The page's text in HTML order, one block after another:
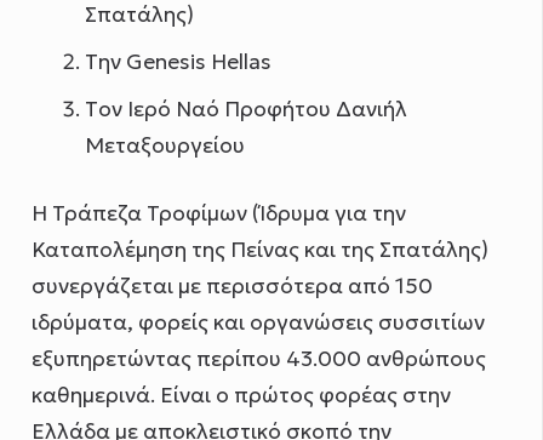
Σπατάλης)
Tην Genesis Hellas
Tον Ιερό Ναό Προφήτου Δανιήλ
Μεταξουργείου
H Τράπεζα Τροφίμων (Ίδρυμα για την
Καταπολέμηση της Πείνας και της Σπατάλης)
συνεργάζεται με περισσότερα από 150
ιδρύματα, φορείς και οργανώσεις συσσιτίων
εξυπηρετώντας περίπου 43.000 ανθρώπους
καθημερινά. Είναι ο πρώτος φορέας στην
Ελλάδα με αποκλειστικό σκοπό την